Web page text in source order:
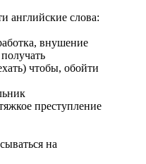
английские слова:
внушение
чтобы, обойти
преступление
на